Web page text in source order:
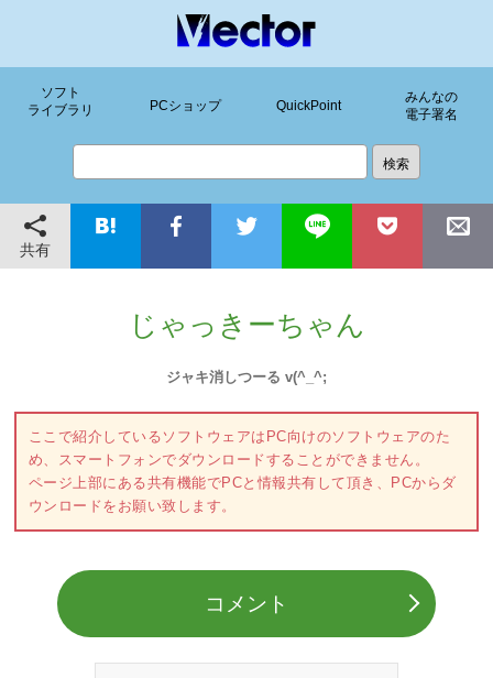
ソフト
ライブラリ
PCショップ QuickPoint
みんなの
電子署名
共有
じゃっきーちゃん
ジャキ消しつーる v(^_^;
ここで紹介しているソフトウェアはPC向けのソフトウェアのた
め、スマートフォンでダウンロードすることができません。
ページ上部にある共有機能でPCと情報共有して頂き、PCからダ
ウンロードをお願い致します。
コメント